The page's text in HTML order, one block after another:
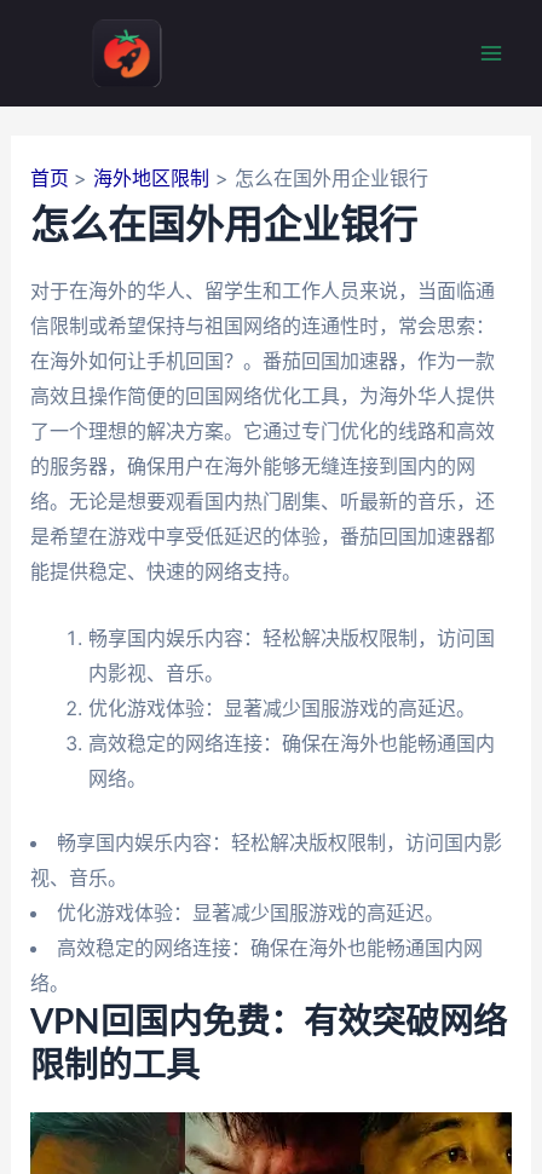
首页 海外地区限制 怎么在国外用企业银行
怎么在国外用企业银行
对于在海外的华人、留学生和工作人员来说，当面临通
信限制或希望保持与祖国网络的连通性时，常会思索：
在海外如何让手机回国？。番茄回国加速器，作为一款
高效且操作简便的回国网络优化工具，为海外华人提供
了一个理想的解决方案。它通过专门优化的线路和高效
的服务器，确保用户在海外能够无缝连接到国内的网
络。无论是想要观看国内热门剧集、听最新的音乐，还
是希望在游戏中享受低延迟的体验，番茄回国加速器都
能提供稳定、快速的网络支持。
畅享国内娱乐内容：轻松解决版权限制，访问国
内影视、音乐。
优化游戏体验：显著减少国服游戏的高延迟。
高效稳定的网络连接：确保在海外也能畅通国内
网络。
畅享国内娱乐内容：轻松解决版权限制，访问国内影
视、音乐。
优化游戏体验：显著减少国服游戏的高延迟。
高效稳定的网络连接：确保在海外也能畅通国内网
络。
VPN回国内免费：有效突破网络
限制的工具